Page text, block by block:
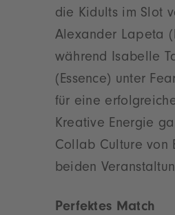
die Kidults im Slot
Alexander Lapeta
während Isabelle
(Essence) unter
für eine
Kreative Energie
Collab Culture von
beiden
Perfektes Match